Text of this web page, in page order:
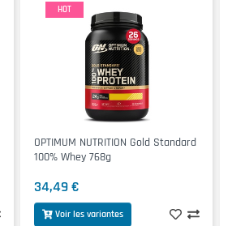
HOT
OPTIMUM NUTRITION Gold Standard
100% Whey 768g
34,49 €
Voir les variantes